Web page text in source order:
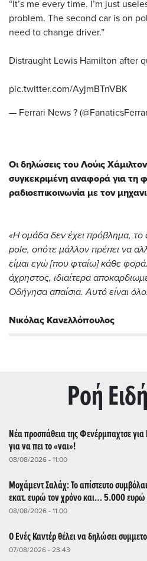
“It’s me every time. I’m just
problem. The second car is on
need to change driver.”
Distraught Lewis Hamilton after
pic.twitter.com/AyjmBTnVBK
— Ferrari News ?
Οι δηλώσεις του Λούις
συγκεκριμένη αναφορά για τη
ραδιοεπικοινωνία με τον
«Η ομάδα δεν έχει πρόβλημα, το
pole, οπότε μάλλον πρέπει να
είμαι εγώ [που φταίω] κάθε φορά.
άχρηστος, ιδιαίτερα
Οδήγησα απαίσια. Αυτό είναι όλο.
Νικόλας Κανελλόπουλος
Ρoή
Νέα προσπάθεια της Φενέρμπαχτσε
για να πει το «ναι»!
08/08/2026 - 11:00
Μοχάμεντ Σαλάχ: Το απίστευτο
εκατ. ευρώ τον χρόνο και… 5.000 ευρώ
08/08/2026 - 11:00
Ο Ενές Καντέρ θέλει να δηλώσει
07/08/2026 - 23:43